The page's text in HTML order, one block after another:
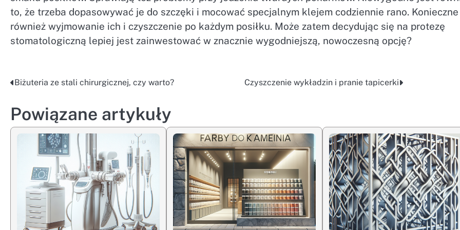
to, że trzeba dopasowywać je do szczęki i mocować specjalnym klejem codziennie rano.
również wyjmowanie ich i czyszczenie po każdym posiłku. Może zatem decydując się na protezę
stomatologiczną lepiej jest zainwestować w znacznie wygodniejszą, nowoczesną opcję?
Nawigacja
wpisu
Biżuteria ze stali chirurgicznej, czy warto? Czyszczenie wykładzin i pranie tapicerki
Powiązane artykuły